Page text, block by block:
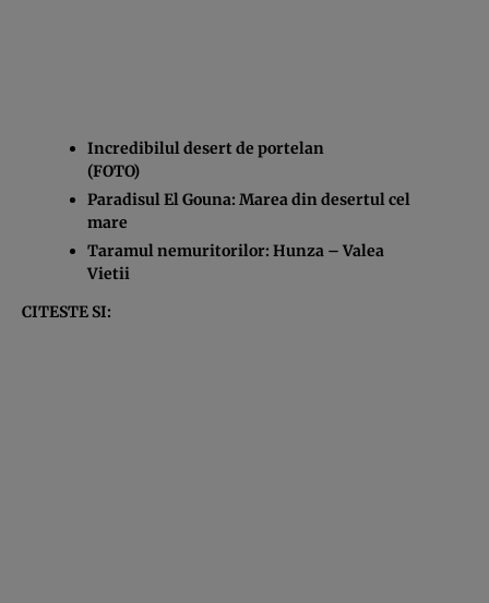
Incredibilul desert de portelan
(FOTO)
Paradisul El Gouna: Marea din desertul cel
mare
Taramul nemuritorilor: Hunza – Valea
Vietii
CITESTE SI: